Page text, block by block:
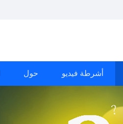
أشرطة فيديو حول